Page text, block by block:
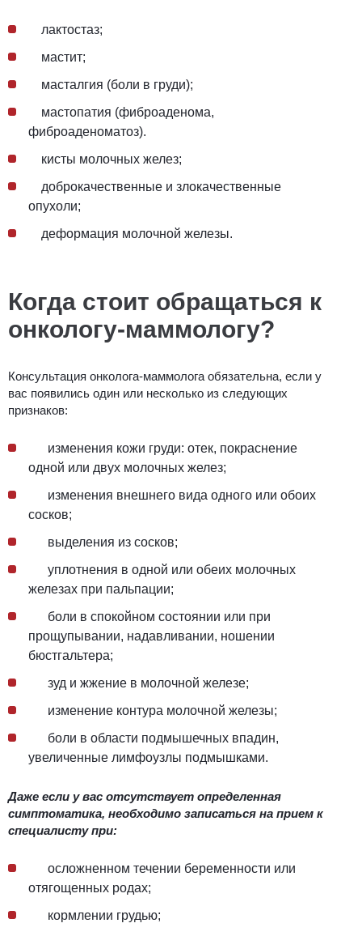
лактостаз;
мастит;
масталгия (боли в груди);
мастопатия (фиброаденома,
фиброаденоматоз).
кисты молочных желез;
доброкачественные и злокачественные
опухоли;
деформация молочной железы.
Когда стоит обращаться к
онкологу-маммологу?
Консультация онколога-маммолога обязательна, если у
вас появились один или несколько из следующих
признаков:
изменения кожи груди: отек, покраснение
одной или двух молочных желез;
изменения внешнего вида одного или обоих
сосков;
выделения из сосков;
уплотнения в одной или обеих молочных
железах при пальпации;
боли в спокойном состоянии или при
прощупывании, надавливании, ношении
бюстгальтера;
зуд и жжение в молочной железе;
изменение контура молочной железы;
боли в области подмышечных впадин,
увеличенные лимфоузлы подмышками.
Даже если у вас отсутствует определенная
симптоматика, необходимо записаться на прием к
специалисту при:
осложненном течении беременности или
отягощенных родах;
кормлении грудью;